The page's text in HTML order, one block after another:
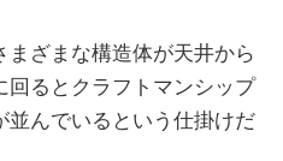
ざまな構造体が天井から
回るとクラフトマンシップ
並んでいるという仕掛けだ